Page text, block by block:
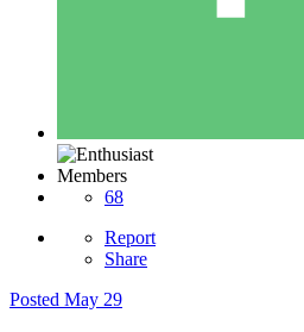
Members
68
Report
Share
Posted May 29